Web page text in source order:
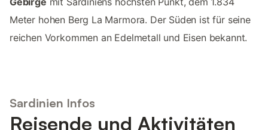
Meter hohen Berg La Marmora. Der Süden ist für seine
reichen Vorkommen an Edelmetall und Eisen bekannt.
Sardinien Infos
Reisende und Aktivitäten